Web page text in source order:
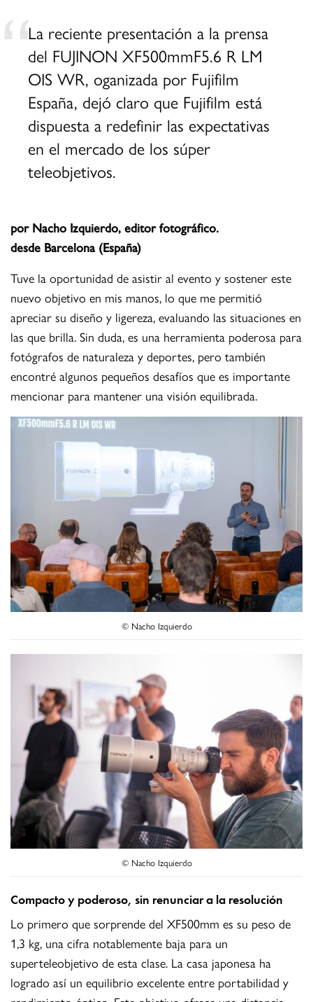
La reciente presentación a la prensa
del FUJINON XF500mmF5.6 R LM
OIS WR, oganizada por Fujifilm
España, dejó claro que Fujifilm está
dispuesta a redefinir las expectativas
en el mercado de los súper
teleobjetivos.
por Nacho Izquierdo, editor fotográfico.
desde Barcelona (España)
Tuve la oportunidad de asistir al evento y sostener este
nuevo objetivo en mis manos, lo que me permitió
apreciar su diseño y ligereza, evaluando las situaciones en
las que brilla. Sin duda, es una herramienta poderosa para
fotógrafos de naturaleza y deportes, pero también
encontré algunos pequeños desafíos que es importante
mencionar para mantener una visión equilibrada.
© Nacho Izquierdo
© Nacho Izquierdo
Compacto y poderoso, sin renunciar a la resolución
Lo primero que sorprende del XF500mm es su peso de
1,3 kg, una cifra notablemente baja para un
superteleobjetivo de esta clase. La casa japonesa ha
logrado así un equilibrio excelente entre portabilidad y